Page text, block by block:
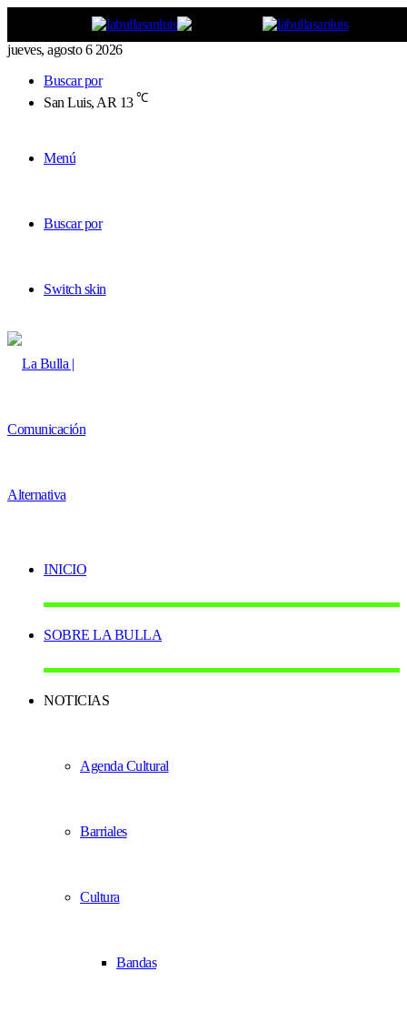
jueves, agosto 6 2026
Buscar por
San Luis, AR 13 ℃
Menú
Buscar por
Switch skin
INICIO
SOBRE LA BULLA
NOTICIAS
Agenda Cultural
Barriales
Cultura
Bandas